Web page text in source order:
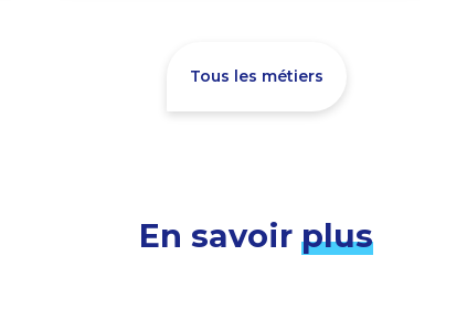
Tous les métiers
En savoir plus